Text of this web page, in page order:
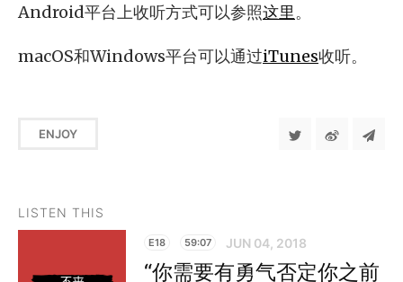
Android平台上收听方式可以参照这里。
macOS和Windows平台可以通过iTunes收听。
ENJOY
LISTEN THIS
E18 59:07 JUN 04, 2018
“你需要有勇气否定你之前